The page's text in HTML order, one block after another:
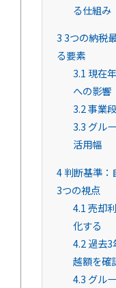
る仕組み
33つの納税
る要素
3.1現在
への影響
3.2事業
3.3 グル
活用幅
4判断基準：
3つの視点
4.1売却
化する
4.2過去3
越額を確
4.3 グル